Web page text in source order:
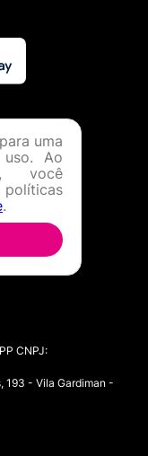
CNPJ:
193 - Vila Gardiman -
uma
uso. Ao
você
.